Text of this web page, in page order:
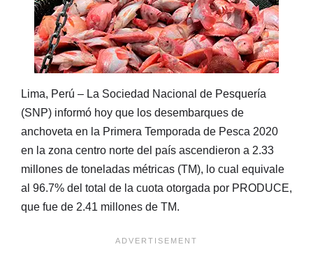
Lima, Perú – La Sociedad Nacional de Pesquería
(SNP) informó hoy que los desembarques de
anchoveta en la Primera Temporada de Pesca 2020
en la zona centro norte del país ascendieron a 2.33
millones de toneladas métricas (TM), lo cual equivale
al 96.7% del total de la cuota otorgada por PRODUCE,
que fue de 2.41 millones de TM.